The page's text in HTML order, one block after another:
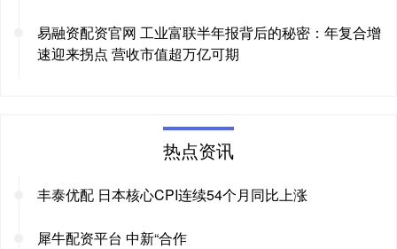
易融资配资官网 工业富联半年报背后的秘密：年复合增
速迎来拐点 营收市值超万亿可期
热点资讯
丰泰优配 日本核心CPI连续54个月同比上涨
犀牛配资平台 中新“合作